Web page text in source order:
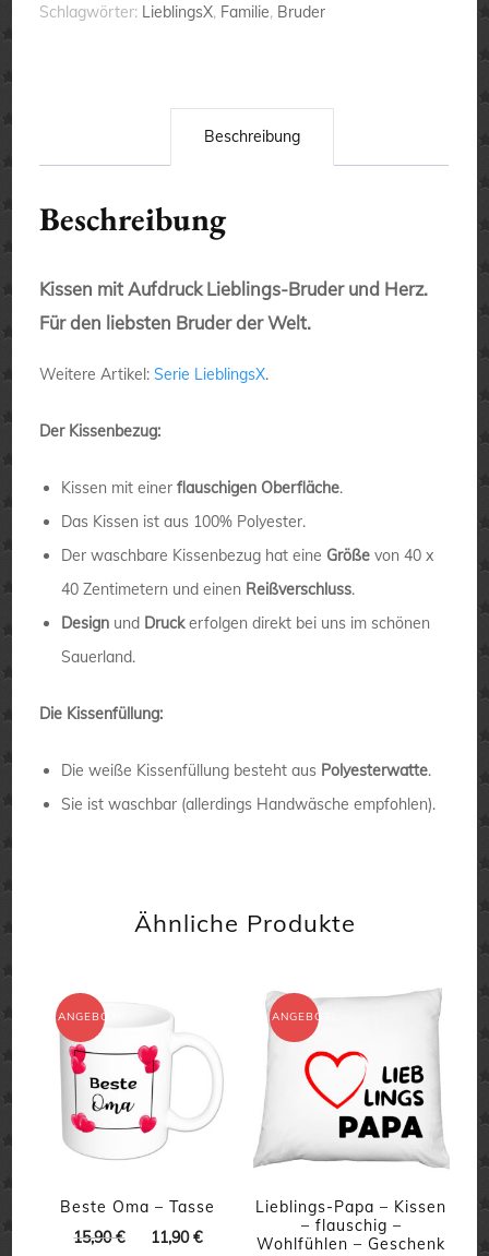
Wohlfühlen
Schlagwörter: LieblingsX, Familie, Bruder
Beschreibung
Beschreibung
Kissen mit Aufdruck Lieblings-Bruder und Herz.
Für den liebsten Bruder der Welt.
Weitere Artikel:Serie LieblingsX.
Der Kissenbezug:
Kissen mit einerflauschigen Oberfläche.
Das Kissen ist aus 100% Polyester.
Der waschbare Kissenbezug hat eine Größe von 40 x
40 Zentimetern und einen Reißverschluss.
Design und Druckerfolgen direkt bei uns im schönen
Sauerland.
Die Kissenfüllung:
Die weiße Kissenfüllung besteht aus Polyesterwatte.
Sie ist waschbar (allerdings Handwäsche empfohlen).
Ähnliche Produkte
ANGEBOT!
Beste Oma – Tasse
15,90€
Ursprünglicher
11,90€
Aktueller
ANGEBOT!
Lieblings-Papa – Kissen
– flauschig –
Wohlfühlen – Geschenk